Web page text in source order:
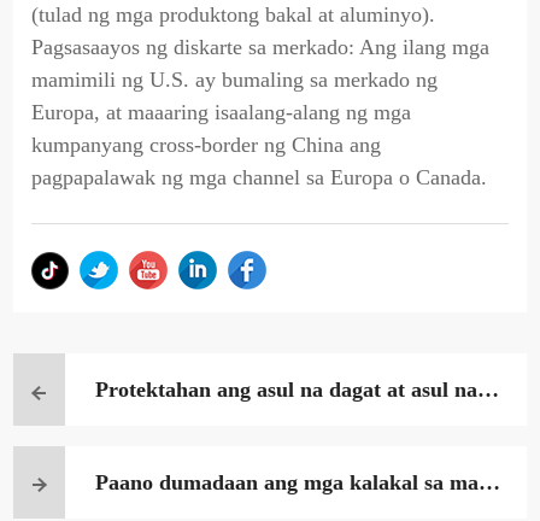
(tulad ng mga produktong bakal at aluminyo).
Pagsasaayos ng diskarte sa merkado: Ang ilang mga
mamimili ng U.S. ay bumaling sa merkado ng
Europa, at maaaring isaalang-alang ng mga
kumpanyang cross-border ng China ang
pagpapalawak ng mga channel sa Europa o Canada.
Protektahan ang asul na dagat at asul na k
Paano dumadaan ang mga kalakal sa mala